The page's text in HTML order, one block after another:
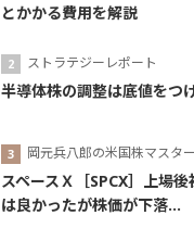
とかかる費用を解説
ストラテジーレポート
半導体株の調整は底値をつ
岡元兵八郎の米国株マスタ
スペースＸ［SPCX］上場
は良かったが株価が下落...